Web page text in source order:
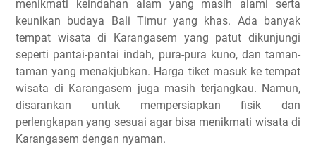
menikmati keindahan alam yang masih alami serta
keunikan budaya Bali Timur yang khas. Ada banyak
tempat wisata di Karangasem yang patut dikunjungi
seperti pantai-pantai indah, pura-pura kuno, dan taman-
taman yang menakjubkan. Harga tiket masuk ke tempat
wisata di Karangasem juga masih terjangkau. Namun,
disarankan untuk mempersiapkan fisik dan
perlengkapan yang sesuai agar bisa menikmati wisata di
Karangasem dengan nyaman.